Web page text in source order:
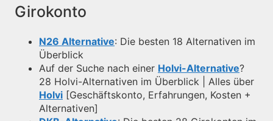
Girokonto
N26 Alternative: Die besten 18 Alternativen im
Überblick
Auf der Suche nach einer Holvi-Alternative?
28 Holvi-Alternativen im Überblick | Alles über
Holvi [Geschäftskonto, Erfahrungen, Kosten +
Alternativen]